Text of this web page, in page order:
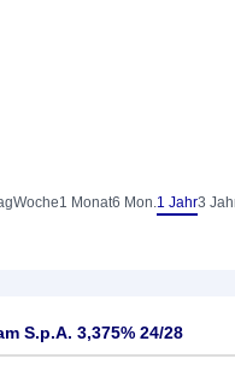
Woche1 Monat6 Mon.1 Jahr3
S.p.A. 3,375% 24/28